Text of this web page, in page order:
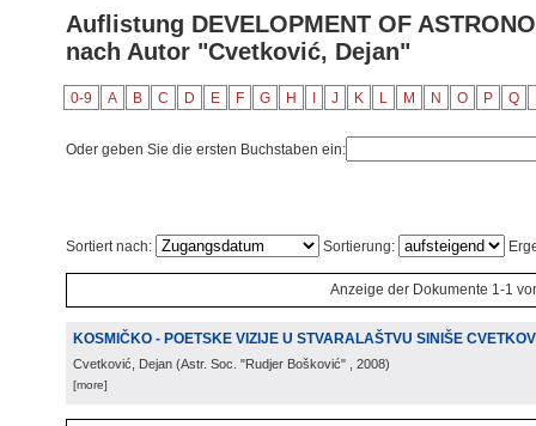
Auflistung DEVELOPMENT OF
nach Autor "Cvetković, Dejan"
0-9 A B C D E F G H J K L M N O P Q
Oder geben Sie die ersten Buchstaben ein:
Sortiert nach: Sortierung:
Anzeige der Dokumente 1-1
KOSMIČKO - POETSKE VIZIJE U STVARALAŠTVU SINIŠE
Cvetković, Dejan (Astr. Soc. "Rudjer Bošković" , 2008)
[more]